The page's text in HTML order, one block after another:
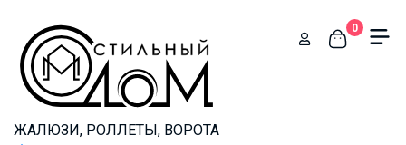
ЖАЛЮЗИ, РОЛЛЕТЫ, ВОРОТА
0